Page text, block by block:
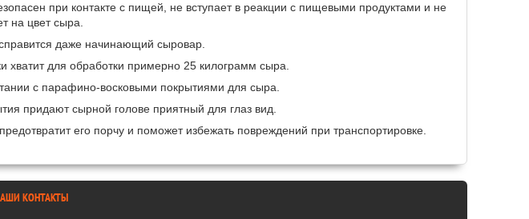
при контакте с пищей, не вступает в реакции с пищевыми продуктами и не
на цвет сыра.
даже начинающий сыровар.
хватит для обработки примерно 25 килограмм сыра.
с парафино-восковыми покрытиями для сыра.
придают сырной голове приятный для глаз вид.
его порчу и поможет избежать повреждений при транспортировке.
КОНТАКТЫ